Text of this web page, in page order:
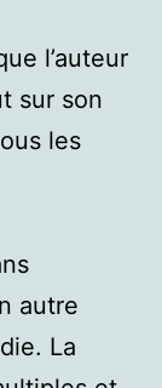
l’auteur
sur son
les
autre
La